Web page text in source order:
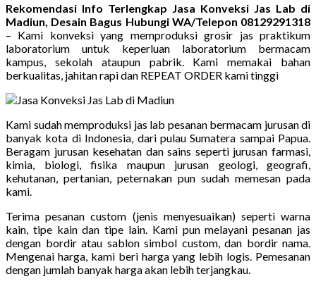
Rekomendasi Info Terlengkap Jasa Konveksi Jas Lab di
Madiun, Desain Bagus Hubungi WA/Telepon 08129291318
– Kami konveksi yang memproduksi grosir jas praktikum
laboratorium untuk keperluan laboratorium bermacam
kampus, sekolah ataupun pabrik. Kami memakai bahan
berkualitas, jahitan rapi dan REPEAT ORDER kami tinggi
Kami sudah memproduksi jas lab pesanan bermacam jurusan di
banyak kota di Indonesia, dari pulau Sumatera sampai Papua.
Beragam jurusan kesehatan dan sains seperti jurusan farmasi,
kimia, biologi, fisika maupun jurusan geologi, geografi,
kehutanan, pertanian, peternakan pun sudah memesan pada
kami.
Terima pesanan custom (jenis menyesuaikan) seperti warna
kain, tipe kain dan tipe lain. Kami pun melayani pesanan jas
dengan bordir atau sablon simbol custom, dan bordir nama.
Mengenai harga, kami beri harga yang lebih logis. Pemesanan
dengan jumlah banyak harga akan lebih terjangkau.